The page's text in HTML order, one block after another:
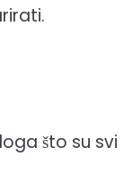
što su svi